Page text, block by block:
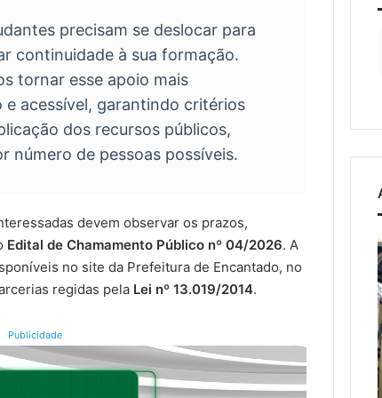
precisam se deslocar para
continuidade à sua formação.
tornar esse apoio mais
acessível, garantindo critérios
dos recursos públicos,
número de pessoas possíveis.
devem observar os prazos,
Edital de Chamamento Público nº 04/2026. A
no site da Prefeitura de Encantado, no
regidas pela Lei nº 13.019/2014.
Publicidade
e
A
arte
projetar
dom
de
cuidar5 de agosto de 2026
A arte de projetar o dom
Lançamento
13º
ocorre
neste
5 de agosto de
Encontro
Encantado